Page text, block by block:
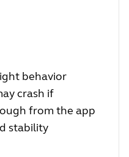
behavior
crash if
from the app
stability